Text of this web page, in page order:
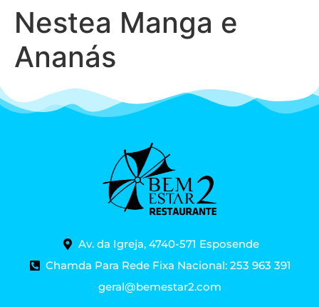
Nestea Manga e
Ananás
Av. da Igreja, 4740-571 Esposende
Chamda Para Rede Fixa Nacional: 253 963 391
geral@bemestar2.com